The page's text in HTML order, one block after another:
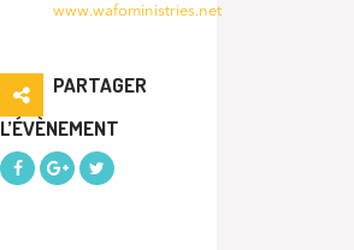
www.wafoministries.net
PARTAGER
L’ÉVÈNEMENT